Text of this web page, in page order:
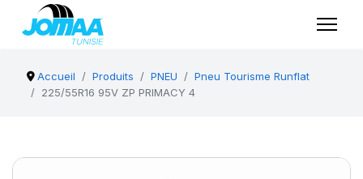
Accueil Produits PNEU
Pneu Tourisme Runflat
225/55R16 95V ZP PRIMACY 4